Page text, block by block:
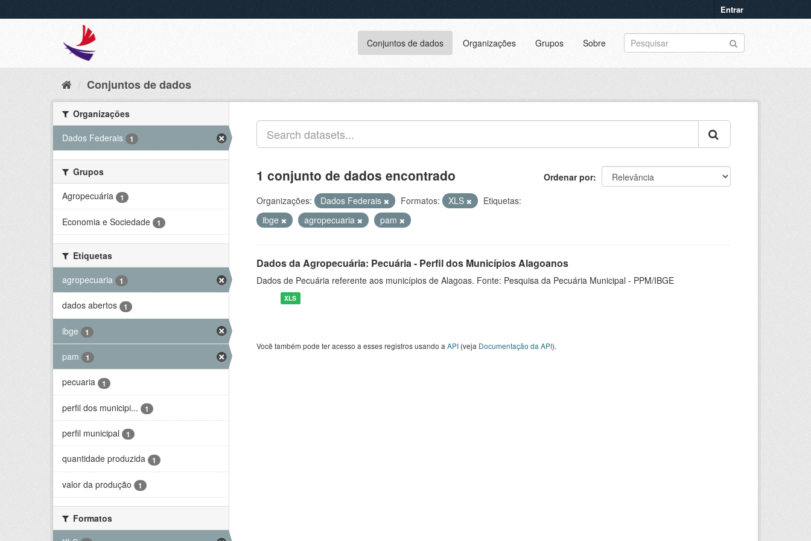
Entrar
Conjuntos de dados Organizações Grupos Sobre
Conjuntos de dados
Organizações
Dados Federais
1
Grupos
Agropecuária
1
Economia e Sociedade 1
Etiquetas
agropecuaria
1
dados abertos 1
ibge 1
pam 1
pecuaria 1
perfil dos municipi... 1
perfil municipal 1
quantidade produzida 1
valor da produção 1
Formatos
Ordenar por
1 conjunto de dados encontrado
Organizações: Dados Federais Formatos: XLS
Etiquetas:
ibge
agropecuaria pam
Dados da Agropecuária: Pecuária - Perfil dos Municípios Alagoanos
Dados de Pecuária referente aos municípios de Alagoas. Fonte: Pesquisa da Pecuária Municipal - PPM/IBGE
XLS
Você também pode ter acesso a esses registros usando a API (veja Documentação da API).